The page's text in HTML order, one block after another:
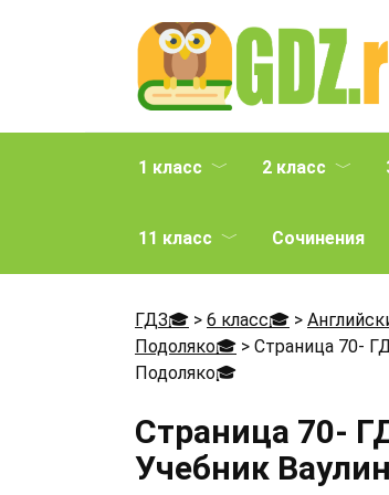
1 класс 2 класс
11 класс Сочинения
ГДЗ🎓 > 6 класс🎓 >
Подоляко🎓 > Страница 70-
Подоляко🎓
Страница 70-
Учебник